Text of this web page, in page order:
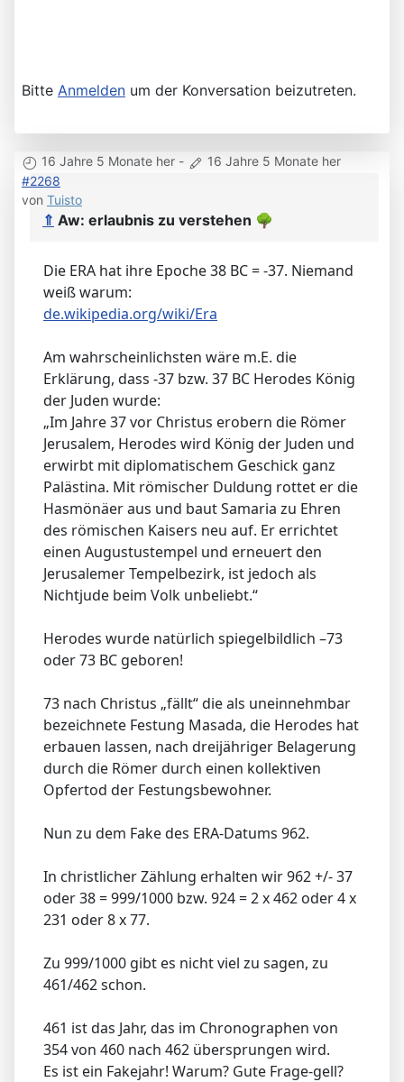
Bitte Anmelden um der Konversation beizutreten.
16 Jahre 5 Monate her -
16 Jahre 5 Monate her
#2268
von Tuisto
⇑ Aw: erlaubnis zu verstehen 🌳
Die ERA hat ihre Epoche 38 BC = -37. Niemand
weiß warum:
de.wikipedia.org/wiki/Era
Am wahrscheinlichsten wäre m.E. die
Erklärung, dass -37 bzw. 37 BC Herodes König
der Juden wurde:
„Im Jahre 37 vor Christus erobern die Römer
Jerusalem, Herodes wird König der Juden und
erwirbt mit diplomatischem Geschick ganz
Palästina. Mit römischer Duldung rottet er die
Hasmönäer aus und baut Samaria zu Ehren
des römischen Kaisers neu auf. Er errichtet
einen Augustustempel und erneuert den
Jerusalemer Tempelbezirk, ist jedoch als
Nichtjude beim Volk unbeliebt.“
Herodes wurde natürlich spiegelbildlich –73
oder 73 BC geboren!
73 nach Christus „fällt“ die als uneinnehmbar
bezeichnete Festung Masada, die Herodes hat
erbauen lassen, nach dreijähriger Belagerung
durch die Römer durch einen kollektiven
Opfertod der Festungsbewohner.
Nun zu dem Fake des ERA-Datums 962.
In christlicher Zählung erhalten wir 962 +/- 37
oder 38 = 999/1000 bzw. 924 = 2 x 462 oder 4 x
231 oder 8 x 77.
Zu 999/1000 gibt es nicht viel zu sagen, zu
461/462 schon.
461 ist das Jahr, das im Chronographen von
354 von 460 nach 462 übersprungen wird.
Es ist ein Fakejahr! Warum? Gute Frage-gell?